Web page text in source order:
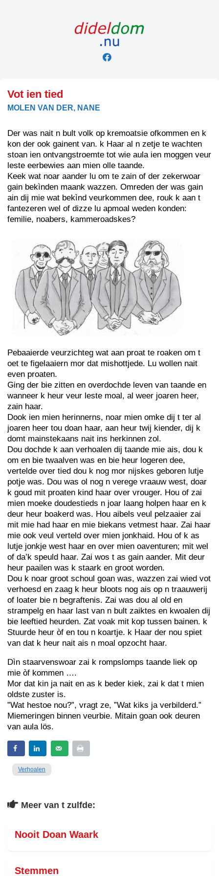
Vot ien tied
MOLEN VAN DER, NANE
Der was nait n bult volk op kremoatsie ofkommen en k
kon der ook gainent van. k Haar al n zetje te wachten
stoan ien ontvangstroemte tot wie aula ien moggen veur
leste eerbewies aan mien olle taande.
Keek wat noar aander lu om te zain of der zekerwoar
gain bekìnden maank wazzen. Omreden der was gain
ain dij mie wat bekìnd veurkommen dee, rouk k aan t
fantezeren wel of dizze lu apmoal weden konden:
femilie, noabers, kammeroadskes?
Pebaaierde veurzichteg wat aan proat te roaken om t
oet te figelaaiern mor dat mishottjede. Lu wollen nait
even proaten.
Ging der bie zitten en overdochde leven van taande en
wanneer k heur veur leste moal, al weer joaren heer,
zain haar.
Dook ien mien herinnerns, noar mien omke dij t ter al
joaren heer tou doan haar, aan heur twij kiender, dij k
domt mainstekaans nait ins herkinnen zol.
Dou dochde k aan verhoalen dij taande mie ais, dou k
om en bie twaalven was en bie heur logeren dee,
vertelde over tied dou k nog mor nijskes geboren lutje
potje was. Dou was ol nog n verege vraauw west, doar
k goud mit proaten kind haar over vrouger. Hou of zai
mien moeke doudestieds n joar laang holpen haar en k
deur heur boakerd was. Hou aibels veul pelzaaier zai
mit mie had haar en mie biekans vetmest haar. Zai haar
mie ook veul verteld over mien jonkhaid. Hou of k as
lutje jonkje west haar en over mien oaventuren; mit wel
of da’k speuld haar. Zai wos t as gain aander. Mit deur
heur paailen was k staark en groot worden.
Dou k noar groot schoul goan was, wazzen zai wied vot
verhoesd en zaag k heur bloots nog ais op n traauwerij
of loater bie n begraftenis. Zai was dou al old en
strampelg en haar last van n bult zaiktes en kwoalen dij
bie leeftied heurden. Zat voak mit kop tussen bainen. k
Stuurde heur òf en tou n koartje. k Haar der nou spiet
van dat k heur nait ais n moal opzocht haar.
Dìn staarvenswoar zai k rompslomps taande liek op
mie òf kommen ….
Mor dat kin ja nait en as k beder kiek, zai k dat t mien
oldste zuster is.
”Wat hestoe nou?”, vragt ze, ”Wat kiks ja verbilderd.”
Miemeringen binnen veurbie. Mitain goan ook deuren
van aula lös.
Verhoalen
Meer van t zulfde:
Nooit Doan Waark
Stemmen